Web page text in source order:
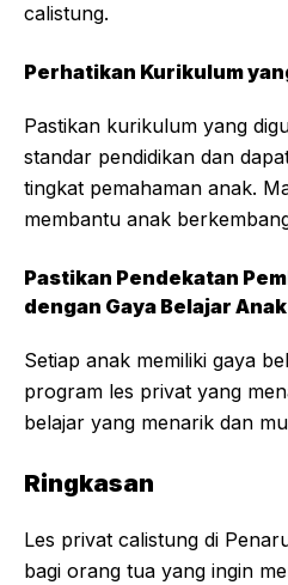
calistung.
Perhatikan Kurikulum
Pastikan kurikulum yang
standar pendidikan dan
tingkat pemahaman anak.
membantu anak
Pastikan Pendekatan
dengan Gaya Belajar Anak
Setiap anak memiliki gaya
program les privat yang
belajar yang menarik dan
Ringkasan
Les privat calistung di
bagi orang tua yang ingin